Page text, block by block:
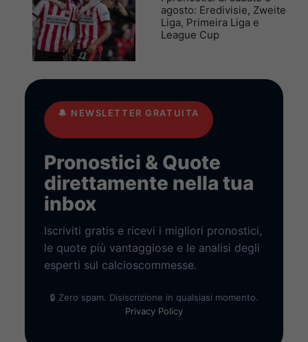
agosto: Eredivisie, Zweite
Liga, Primeira Liga e
League Cup
🔔 NEWSLETTER GRATUITA
Pronostici & Quote
direttamente nella tua
inbox
Iscriviti gratis e ricevi i migliori pronostici,
le quote più vantaggiose e le analisi degli
esperti sul calcioscommesse.
🔒 Zero spam. Disiscrizione in qualsiasi momento.
Privacy Policy